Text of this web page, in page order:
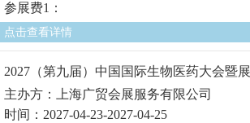
参展费1：
点击查看详情
2027（第九届）中国国际生物医药大会暨
主办方：上海广贸会展服务有限公司
时间：2027-04-23-2027-04-25